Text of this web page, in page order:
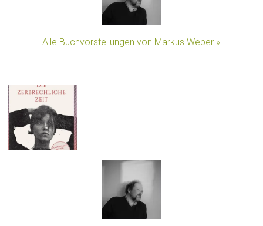
Alle Buchvorstellungen von Markus Weber »